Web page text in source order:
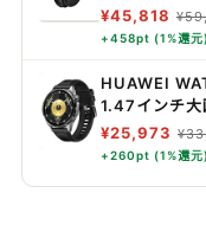
ー型 ヘッド
接続 マイク
¥45,818
+458pt (1%還元)
HUAWEI
1.47インチ大
イクリング/
搭載 情緒/健
¥25,973
+260pt (1%還元)